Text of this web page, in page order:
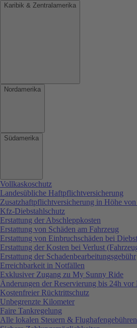
Karibik & Zentralamerika
Nordamerika
Südamerika
Vollkaskoschutz
Landesübliche Haftpflichtversicherung
Zusatzhaftpflichtversicherung in Höhe
Kfz-Diebstahlschutz
Erstattung der Abschleppkosten
Erstattung von Schäden am Fahrzeug
Erstattung von Einbruchschäden bei
Erstattung der Kosten bei Verlust
Erstattung der Schadenbearbeitungsgebühr
Erreichbarkeit in Notfällen
Exklusiver Zugang zu My Sunny Ride
Änderungen der Reservierung bis 24h vor
Kostenfreier Rücktrittschutz
Unbegrenzte Kilometer
Faire Tankregelung
Alle lokalen Steuern & Flughafengebühren